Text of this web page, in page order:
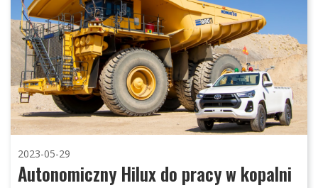
2023-05-29
Autonomiczny Hilux do pracy w kopalni